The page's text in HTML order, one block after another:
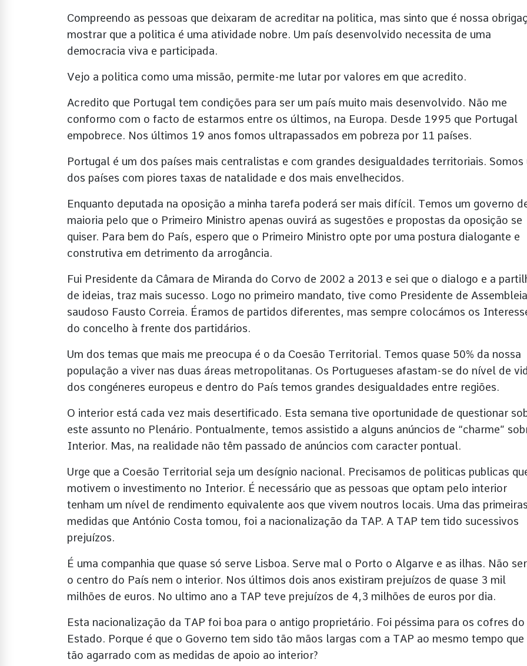
Compreendo as pessoas que deixaram de acreditar na politica, mas sinto que é nossa
mostrar que a politica é uma atividade nobre. Um país desenvolvido necessita de uma
democracia viva e participada.
Vejo a politica como uma missão, permite-me lutar por valores em que acredito.
Acredito que Portugal tem condições para ser um país muito mais desenvolvido. Não me
conformo com o facto de estarmos entre os últimos, na Europa. Desde 1995 que Portugal
empobrece. Nos últimos 19 anos fomos ultrapassados em pobreza por 11 países.
Portugal é um dos países mais centralistas e com grandes desigualdades territoriais. Somos
dos países com piores taxas de natalidade e dos mais envelhecidos.
Enquanto deputada na oposição a minha tarefa poderá ser mais difícil. Temos um governo
maioria pelo que o Primeiro Ministro apenas ouvirá as sugestões e propostas da oposição se
quiser. Para bem do País, espero que o Primeiro Ministro opte por uma postura dialogante e
construtiva em detrimento da arrogância.
Fui Presidente da Câmara de Miranda do Corvo de 2002 a 2013 e sei que o dialogo e a
de ideias, traz mais sucesso. Logo no primeiro mandato, tive como Presidente de
saudoso Fausto Correia. Éramos de partidos diferentes, mas sempre colocámos os
do concelho à frente dos partidários.
Um dos temas que mais me preocupa é o da Coesão Territorial. Temos quase 50% da nossa
população a viver nas duas áreas metropolitanas. Os Portugueses afastam-se do nível de
dos congéneres europeus e dentro do País temos grandes desigualdades entre regiões.
O interior está cada vez mais desertificado. Esta semana tive oportunidade de questionar
este assunto no Plenário. Pontualmente, temos assistido a alguns anúncios de “charme”
Interior. Mas, na realidade não têm passado de anúncios com caracter pontual.
Urge que a Coesão Territorial seja um desígnio nacional. Precisamos de politicas publicas
motivem o investimento no Interior. É necessário que as pessoas que optam pelo interior
tenham um nível de rendimento equivalente aos que vivem noutros locais. Uma das primeiras
medidas que António Costa tomou, foi a nacionalização da TAP. A TAP tem tido sucessivos
prejuízos.
É uma companhia que quase só serve Lisboa. Serve mal o Porto o Algarve e as ilhas. Não
o centro do País nem o interior. Nos últimos dois anos existiram prejuízos de quase 3 mil
milhões de euros. No ultimo ano a TAP teve prejuízos de 4,3 milhões de euros por dia.
Esta nacionalização da TAP foi boa para o antigo proprietário. Foi péssima para os cofres do
Estado. Porque é que o Governo tem sido tão mãos largas com a TAP ao mesmo tempo que
tão agarrado com as medidas de apoio ao interior?